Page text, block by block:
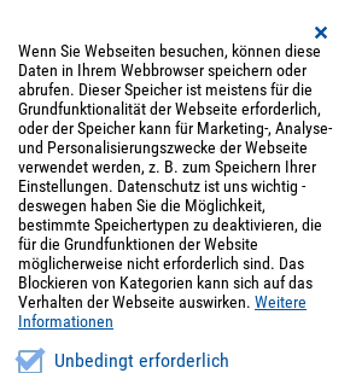
Angebot abgeben Mein Account
(Deutschland)
Wenn Sie Webseiten besuchen, können diese
Daten in Ihrem Webbrowser speichern oder
abrufen. Dieser Speicher ist meistens für die
Grundfunktionalität der Webseite erforderlich,
oder der Speicher kann für Marketing-, Analyse-
und Personalisierungszwecke der Webseite
verwendet werden, z. B. zum Speichern Ihrer
Einstellungen. Datenschutz ist uns wichtig -
deswegen haben Sie die Möglichkeit,
bestimmte Speichertypen zu deaktivieren, die
für die Grundfunktionen der Website
möglicherweise nicht erforderlich sind. Das
Blockieren von Kategorien kann sich auf das
Verhalten der Webseite auswirken. Weitere
Informationen
Unbedingt erforderlich